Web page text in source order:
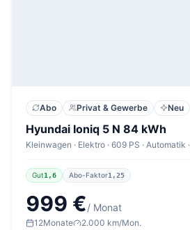
Abo Privat & Gewerbe Neu
Hyundai Ioniq 5 N 84 kWh
Kleinwagen · Elektro · 609 PS · Automatik
Gut1,6 Abo-Faktor1,25
999 €/ Monat
12Monate
2.000 km/Mon.